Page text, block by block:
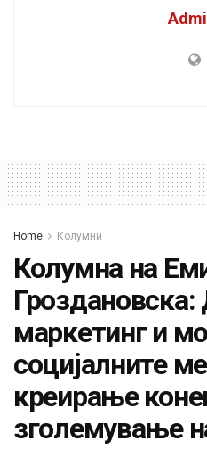
Home Колумни
Колумна на
Гроздановска:
маркетинг и
социјалните
креирање
зголемување